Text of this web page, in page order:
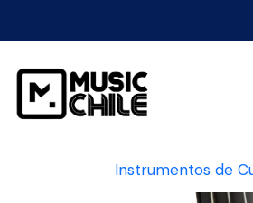
Instrumentos de